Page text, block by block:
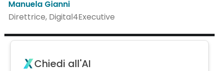
Manuela Gianni
Direttrice, Digital4Executive
Chiedi all'AI